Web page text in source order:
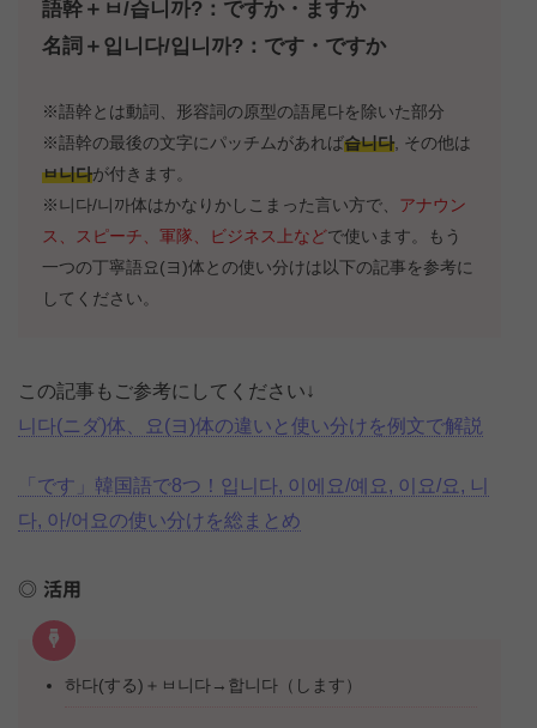
語幹＋ㅂ/습니까?：ですか・ますか
名詞＋입니다/입니까?：です・ですか
※語幹とは動詞、形容詞の原型の語尾다を除いた部分
※語幹の最後の文字にパッチムがあれば습니다, その他は
ㅂ니다が付きます。
※니다/니까体はかなりかしこまった言い方で、 アナウン
ス、スピーチ、軍隊、ビジネス上などで使います。もう
一つの丁寧語요(ヨ)体との使い分けは以下の記事を参考に
してください。
この記事もご参考にしてください↓
니다(ニダ)体、요(ヨ)体の違いと使い分けを例文で解説
「です」韓国語で8つ！입니다, 이에요/예요, 이요/요, 니
다, 아/어요の使い分けを総まとめ
活用
하다(する)＋ㅂ니다→합니다（します）